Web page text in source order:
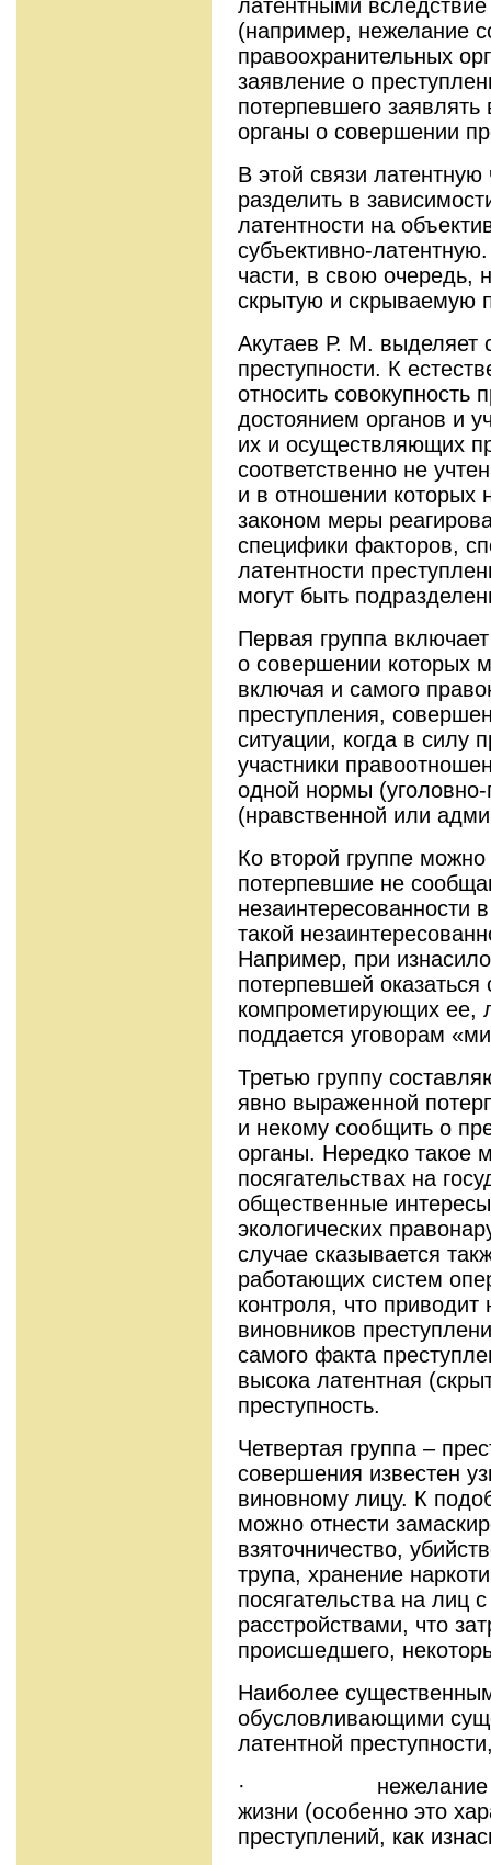
латентными
(например, нежелание
правоохранительных
заявление о
потерпевшего
органы о совершении
В этой связи латентную
разделить в
латентности на
субъективно-
части, в свою очередь,
скрытую и скрываемую
Акутаев Р. М. выделяет
преступности. К
относить совокупность
достоянием органов и
их и осуществляющих
соответственно не
и в отношении которых
законом меры
специфики факторов,
латентности
могут быть
Первая группа
о совершении которых
включая и самого
преступления,
ситуации, когда в силу
участники
одной нормы (уголовно-
(нравственной или
Ко второй группе можно
потерпевшие не
такой
Например, при
потерпевшей
компрометирующих ее,
поддается уговорам
Третью группу
явно выраженной
и некому сообщить о
органы. Нередко такое
посягательствах на
общественные
экологических
случае сказывается
работающих систем
контроля, что приводит
виновников
самого факта
высока латентная
преступность.
Четвертая группа –
совершения известен
виновному лицу. К
можно отнести
взяточничество,
трупа, хранение
посягательства на лиц
расстройствами, что
происшедшего,
Наиболее
обусловливающими
латентной
· нежелание
жизни (особенно это
преступлений, как